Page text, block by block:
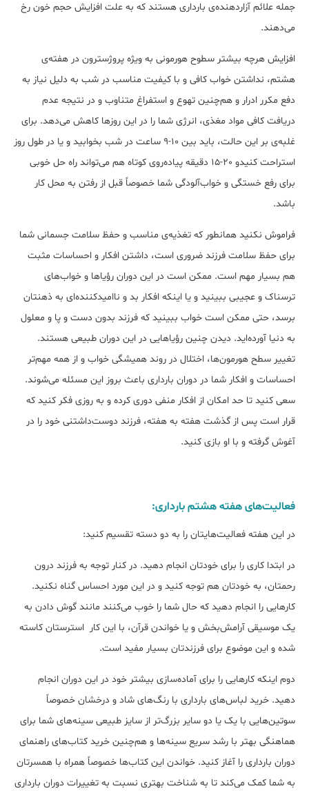
جمله علائم آزاردهنده‌ی بارداری هستند که به علت افزایش حجم خون رخ
می‌دهند.
افزایش هرچه بیشتر سطوح هورمونی به ویژه پروژسترون در هفته‌ی
هشتم، نداشتن خواب کافی و با کیفیت مناسب در شب به دلیل نیاز به
دفع مکرر ادرار و هم‌چنین تهوع و استفراغ متناوب و در نتیجه عدم
دریافت کافی مواد مغذی، انرژی شما را در این روزها کاهش می‌دهد. برای
غلبه‌ی بر این حالت، باید بین 10-9 ساعت در شب بخوابید و یا در طول روز
استراحت كنیدو 20-15 دقیقه پیاده‌روی کوتاه هم می‌تواند راه حل خوبی
برای رفع خستگی و خواب‌آلودگی شما خصوصاً قبل از رفتن به محل کار
باشد.
فراموش نکنید همانطور ‌که تغذیه‌ی مناسب و حفظ سلامت جسمانی شما
برای حفظ سلامت فرزند ضروری است، داشتن افکار و احساسات مثبت
هم بسیار مهم است. ممکن است در این دوران رؤیاها و خواب‌های
ترسناک و عجیبی ببینید و یا اینکه افکار بد و ناامیدکننده‌ای به ذهنتان
برسد، حتی ممکن است خواب ببینید که فرزند بدون دست و پا و معلول
به دنیا آورده‌اید. دیدن چنین رؤیاهایی در این دوران طبیعی هستند.
تغییر سطح هورمون‌ها، اختلال در روند همیشگی خواب و از همه مهم‌تر
احساسات و افکار شما در دوران بارداری باعث بروز این مسئله می‌شوند.
سعی کنید تا حد امکان از افکار منفی دوری کرده و به روزی فکر کنید که
قرار است پس از گذشت هفته به هفته، فرزند دوست‌داشتنی خود را در
آغوش گرفته و با او بازی کنید.
فعالیت‌های هفته هشتم بارداری:
در این هفته فعالیت‌هایتان را به دو دسته تقسیم کنید:
در ابتدا کاری را برای خودتان انجام دهید. در کنار توجه به فرزند درون
رحمتان، به خودتان هم توجه کنید و در این مورد احساس گناه نکنید.
کارهایی را انجام دهید که حال شما را خوب می‌کنند مانند گوش دادن به
یک موسیقی آرامش‌بخش و یا خواندن قرآن، با این کار استر‌ستان کاسته
شده و این موضوع برای فرزندتان بسیار مفید است.
دوم اینکه کارهایی را برای آماده‌سازی بیشتر خود در این دوران انجام
دهید. خرید لباس‌های بارداری با رنگ‌های شاد و درخشان خصوصاً
سوتین‌هایی با یک یا دو سایر بزرگ‌تر از سایز طبیعی سینه‌های شما برای
هماهنگی بهتر با رشد سریع سینه‌ها و هم‌چنین خرید کتاب‌های راهنمای
دوران بارداری را آغاز کنید. خواندن این کتاب‌ها خصوصاً همراه با همسرتان
به شما کمک می‌کند تا به شناخت بهتری نسبت به تغییرات دوران بارداری